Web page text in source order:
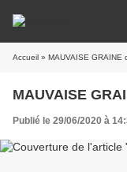
Accueil » MAUVAISE GRAINE
MAUVAISE
Publié le 29/06/2020 à